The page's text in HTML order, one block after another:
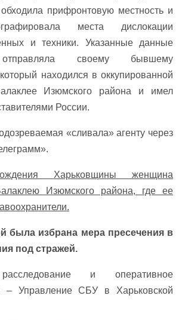
прифронтовую местность и
места дислокации
и техники. Указанные данные
отправляла своему бывшему
находился в оккупированной
Изюмского района и имел
России.
«сливала» агенту через
Харьковщины женщина
Изюмского района, где ее
была избрана мера пресечения в
под стражей.
и оперативное
– Управление СБУ в Харьковской